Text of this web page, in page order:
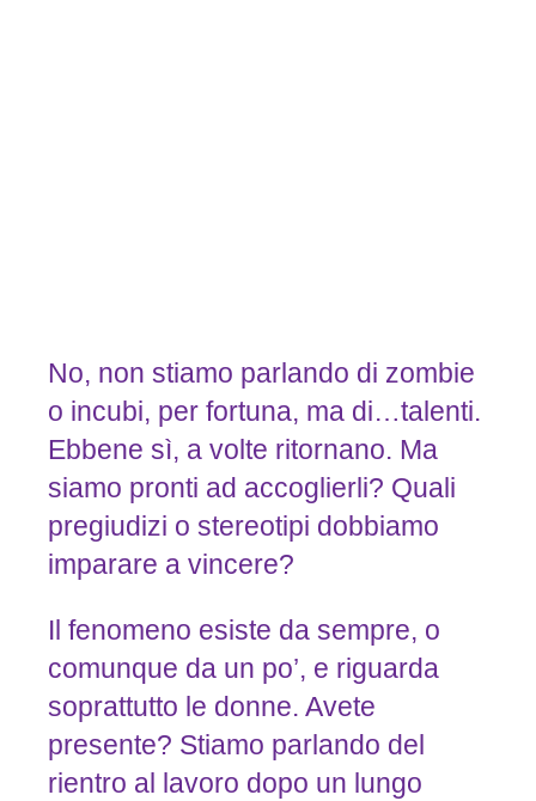
No, non stiamo parlando di zombie
o incubi, per fortuna, ma di…talenti.
Ebbene sì, a volte ritornano. Ma
siamo pronti ad accoglierli? Quali
pregiudizi o stereotipi dobbiamo
imparare a vincere?
Il fenomeno esiste da sempre, o
comunque da un po’, e riguarda
soprattutto le donne. Avete
presente? Stiamo parlando del
rientro al lavoro dopo un lungo